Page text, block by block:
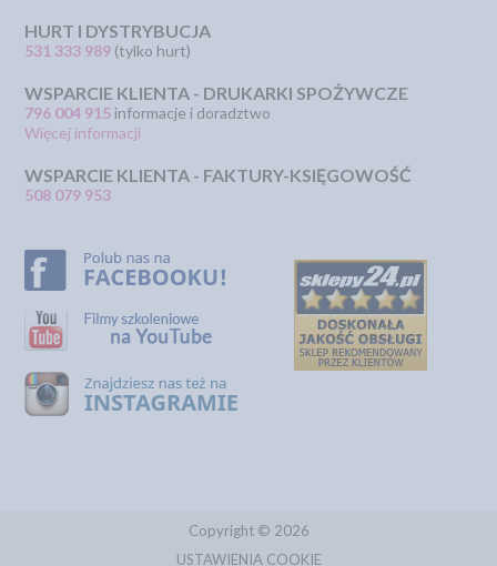
HURT I DYSTRYBUCJA
531 333 989 (tylko hurt)
WSPARCIE KLIENTA - DRUKARKI SPOŻYWCZE
796 004 915 informacje i doradztwo
Więcej informacji
WSPARCIE KLIENTA - FAKTURY-KSIĘGOWOŚĆ
508 079 953
Copyright © 2026
USTAWIENIA COOKIE